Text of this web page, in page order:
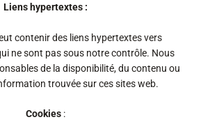
Liens hypertextes :
contenir des liens hypertextes vers
ne sont pas sous notre contrôle. Nous
de la disponibilité, du contenu ou
trouvée sur ces sites web.
Cookies: